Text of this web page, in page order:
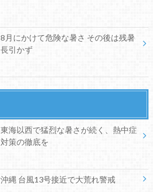
8月にかけて危険な暑さ その後は残暑
長引かず
東海以西で猛烈な暑さが続く、熱中症
対策の徹底を
沖縄 台風13号接近で大荒れ警戒